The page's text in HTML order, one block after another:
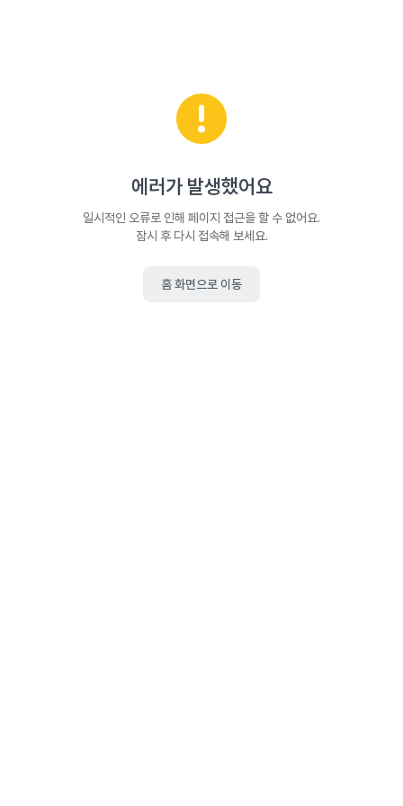
에러가 발생했어요
일시적인 오류로 인해 페이지 접근을 할 수 없어요.
잠시 후 다시 접속해 보세요.
홈 화면으로 이동